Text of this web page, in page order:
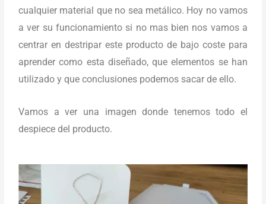
cualquier material que no sea metálico. Hoy no vamos
a ver su funcionamiento si no mas bien nos vamos a
centrar en destripar este producto de bajo coste para
aprender como esta diseñado, que elementos se han
utilizado y que conclusiones podemos sacar de ello.
Vamos a ver una imagen donde tenemos todo el
despiece del producto.